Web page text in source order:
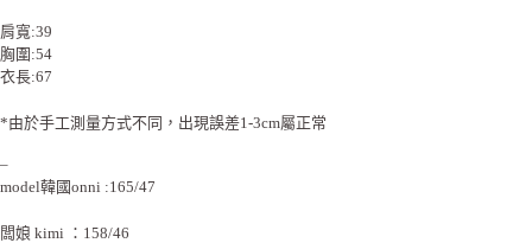
肩寬:39
胸圍:54
衣長:67
*由於手工測量方式不同，出現誤差1-3cm屬正常
–
model韓國onni :165/47
闆娘 kimi ：158/46